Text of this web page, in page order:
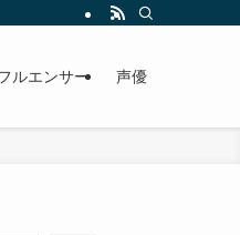
ルエンサー 声優